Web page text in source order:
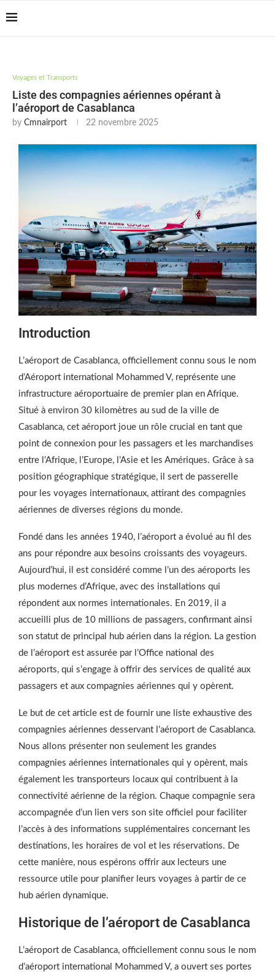
Voyages et Transports
Liste des compagnies aériennes opérant à
l’aéroport de Casablanca
by Cmnairport 22 novembre 2025
Introduction
L’aéroport de Casablanca, officiellement connu sous le nom
d’Aéroport international Mohammed V, représente une
infrastructure aéroportuaire de premier plan en Afrique.
Situé à environ 30 kilomètres au sud de la ville de
Casablanca, cet aéroport joue un rôle crucial en tant que
point de connexion pour les passagers et les marchandises
entre l’Afrique, l’Europe, l’Asie et les Amériques. Grâce à sa
position géographique stratégique, il sert de passerelle
pour les voyages internationaux, attirant des compagnies
aériennes de diverses régions du monde.
Fondé dans les années 1940, l’aéroport a évolué au fil des
ans pour répondre aux besoins croissants des voyageurs.
Aujourd’hui, il est considéré comme l’un des aéroports les
plus modernes d’Afrique, avec des installations qui
répondent aux normes internationales. En 2019, il a
accueilli plus de 10 millions de passagers, confirmant ainsi
son statut de principal hub aérien dans la région. La gestion
de l’aéroport est assurée par l’Office national des
aéroports, qui s’engage à offrir des services de qualité aux
passagers et aux compagnies aériennes qui y opèrent.
Le but de cet article est de fournir une liste exhaustive des
compagnies aériennes desservant l’aéroport de Casablanca.
Nous allons présenter non seulement les grandes
compagnies aériennes internationales qui y opèrent, mais
également les transporteurs locaux qui contribuent à la
connectivité aérienne de la région. Chaque compagnie sera
accompagnée d’un lien vers son site officiel pour faciliter
l’accès à des informations supplémentaires concernant les
destinations, les horaires de vol et les réservations. De
cette manière, nous espérons offrir aux lecteurs une
ressource utile pour planifier leurs voyages à partir de ce
hub aérien dynamique.
Historique de l’aéroport de Casablanca
L’aéroport de Casablanca, officiellement connu sous le nom
d’aéroport international Mohammed V, a ouvert ses portes